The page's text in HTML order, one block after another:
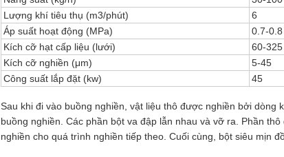
Lượng khí tiêu thụ (m3/phút)
6
Áp suất hoạt động (MPa)
0.7-0.8
Kích cỡ hạt cấp liệu (lưới)
60-325
Kích cỡ nghiền (μm)
5-45
Công suất lắp đặt (kw)
45
Sau khi đi vào buồng nghiền, vật liệu thô được nghiền bởi dòng
buồng nghiền. Các phần bột va đập lẫn nhau và vỡ ra. Phần
nghiền cho quá trình nghiền tiếp theo. Cuối cùng, bột siêu mịn